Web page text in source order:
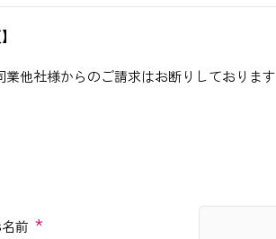
業他社様からのご請求はお断りしております
前 *